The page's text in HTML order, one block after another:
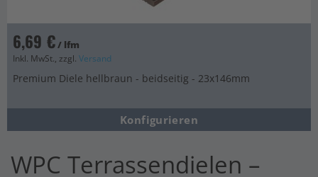
6,69 €/ lfm
Inkl. MwSt., zzgl. Versand
Premium Diele hellbraun - beidseitig - 23x146mm
Konfigurieren
WPC Terrassendielen –